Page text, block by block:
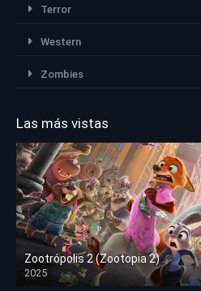
Terror
Western
Zombies
Las más vistas
Zootrópolis 2 (Zootopia 2)
2025
HD 1080p